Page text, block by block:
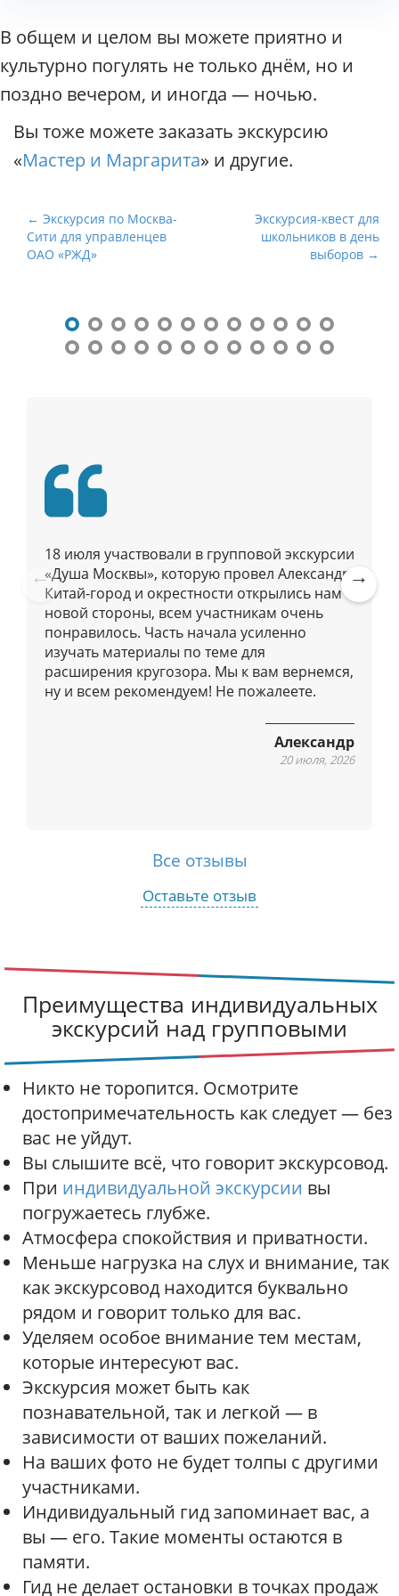
В общем и целом вы можете приятно и
культурно погулять не только днём, но и
поздно вечером, и иногда — ночью.
Вы тоже можете заказать экскурсию
«Мастер и Маргарита» и другие.
Н
а
в
к
← Экскурсия по Москва-
Сити для управленцев
ОАО «РЖД»
Экскурсия-квест для
школьников в день
выборов →
Pre
vio
us
18 июля участвовали в групповой экскурсии
«Душа Москвы», которую провел Александр.
Китай-город и окрестности открылись нам с
новой стороны, всем участникам очень
понравилось. Часть начала усиленно
изучать материалы по теме для
расширения кругозора. Мы к вам вернемся,
ну и всем рекомендуем! Не пожалеете.
Александр
20 июля, 2026
Ne
Все отзывы
Оставьте отзыв
Преимущества индивидуальных
экскурсий над групповыми
Никто не торопится. Осмотрите
достопримечательность как следует — без
вас не уйдут.
Вы слышите всё, что говорит экскурсовод.
При индивидуальной экскурсии вы
погружаетесь глубже.
Атмосфера спокойствия и приватности.
Меньше нагрузка на слух и внимание, так
как экскурсовод находится буквально
рядом и говорит только для вас.
Уделяем особое внимание тем местам,
которые интересуют вас.
Экскурсия может быть как
познавательной, так и легкой — в
зависимости от ваших пожеланий.
На ваших фото не будет толпы с другими
участниками.
Индивидуальный гид запоминает вас, а
вы — его. Такие моменты остаются в
памяти.
Гид не делает остановки в точках продаж